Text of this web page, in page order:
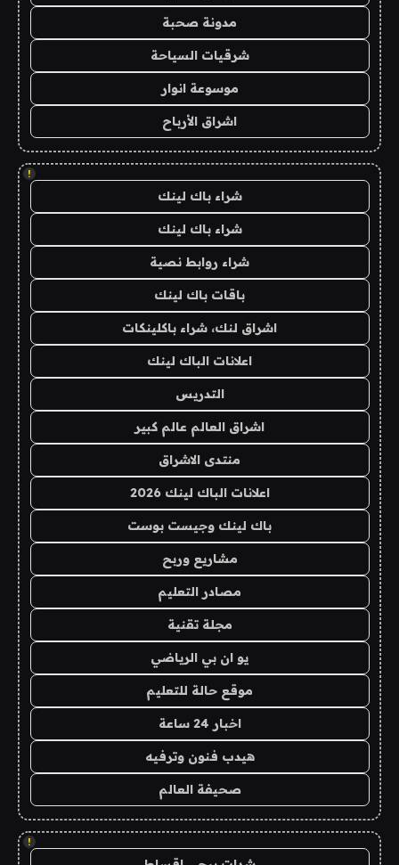
مدونة صحبة
شرقيات السياحة
موسوعة انوار
اشراق الأرباح
!
شراء باك لينك
شراء باك لينك
شراء روابط نصية
باقات باك لينك
اشراق لنك، شراء باكلينكات
اعلانات الباك لينك
التدريس
اشراق العالم عالم كبير
منتدى الاشراق
اعلانات الباك لينك 2026
باك لينك وجيست بوست
مشاريع وربح
مصادر التعليم
مجلة تقنية
يو ان بي الرياضي
موقع حالة للتعليم
اخبار 24 ساعة
هيدب فنون وترفيه
صحيفة العالم
!